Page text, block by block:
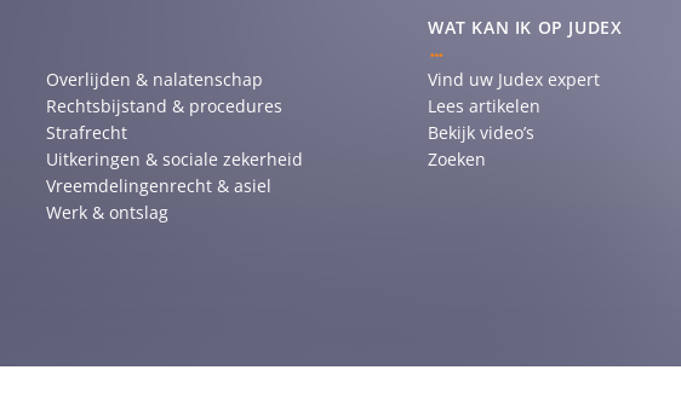
Overlijden & nalatenschap
Rechtsbijstand & procedures
Strafrecht
Uitkeringen & sociale zekerheid
Vreemdelingenrecht & asiel
Werk & ontslag
WAT KAN IK OP JUDEX
Vind uw Judex expert
Lees artikelen
Bekijk video’s
Zoeken